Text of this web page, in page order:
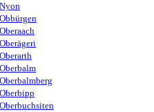
Nyon
Obbürgen
Oberaach
Oberägeri
Oberarth
Oberbalm
Oberbalmberg
Oberbipp
Oberbuchsiten